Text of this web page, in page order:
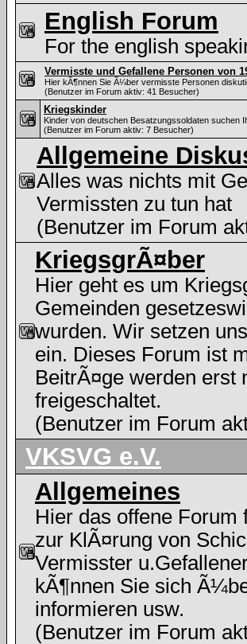
English Forum
For the english
Vermisste und Gefallene Personen von
Hier kÃ¶nnen Sie Ã¼ber vermisste Personen
(Benutzer im Forum aktiv: 41 Besucher)
Kriegskinder
Kinder von deutschen Besatzungssoldaten suchen
(Benutzer im Forum aktiv: 7 Besucher)
Allgemeine
Alles was nichts mit
Vermissten zu tun hat
(Benutzer im Forum
KriegsgrÃ¤ber
Hier geht es um
Gemeinden
wurden. Wir setzen
ein. Dieses Forum ist
BeitrÃ¤ge werden erst
freigeschaltet.
(Benutzer im Forum
VKSVG e.V.
Allgemeines
Hier das offene
zur KlÃ¤rung von
Vermisster
kÃ¶nnen Sie sich
informieren usw.
(Benutzer im Forum